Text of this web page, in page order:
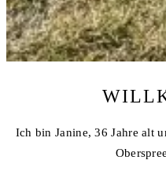
Ich bin Janine, 36 Jahre alt